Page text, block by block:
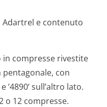
Adartrel e contenuto
in compresse rivestite
con
’4890‘ sull’altro lato.
o 12 compresse.